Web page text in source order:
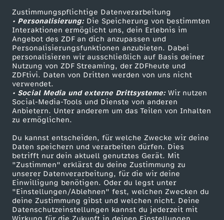
Zustimmungspflichtige Datenverarbeitung
• Personalisierung:Die Speicherung von bestimmten
Interaktionen ermöglicht uns, dein Erlebnis im
Angebot des ZDF an dich anzupassen und
Personalisierungsfunktionen anzubieten. Dabei
personalisieren wir ausschließlich auf Basis deiner
Nutzung von ZDF Streaming, der ZDFheute und
ZDFtivi. Daten von Dritten werden von uns nicht
verwendet.
• Social Media und externe Drittsysteme:Wir nutzen
Social-Media-Tools und Dienste von anderen
Anbietern. Unter anderem um das Teilen von Inhalten
zu ermöglichen.
Du kannst entscheiden, für welche Zwecke wir deine
Daten speichern und verarbeiten dürfen. Dies
betrifft nur dein aktuell genutztes Gerät. Mit
"Zustimmen" erklärst du deine Zustimmung zu
unserer Datenverarbeitung, für die wir deine
Einwilligung benötigen. Oder du legst unter
"Einstellungen/Ablehnen" fest, welchen Zwecken du
deine Zustimmung gibst und welchen nicht. Deine
Datenschutzeinstellungen kannst du jederzeit mit
Livestreams
Sendungen A-Z
TV-Programm
Zuschauerservice
Hilfe
ZDF Unternehmen
Karriere
ZDF goes Schule
Werbefernsehen
Mainzelmännchen